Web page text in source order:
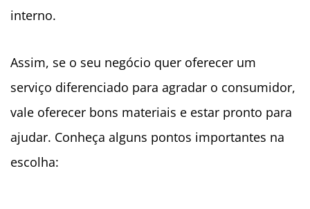
interno.
Assim, se o seu negócio quer oferecer um
serviço diferenciado para agradar o consumidor,
vale oferecer bons materiais e estar pronto para
ajudar. Conheça alguns pontos importantes na
escolha: